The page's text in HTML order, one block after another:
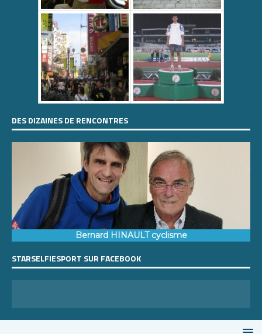
DES DIZAINES DE RENCONTRES
Bernard HINAULT cyclisme
STARSELFIESPORT SUR FACEBOOK